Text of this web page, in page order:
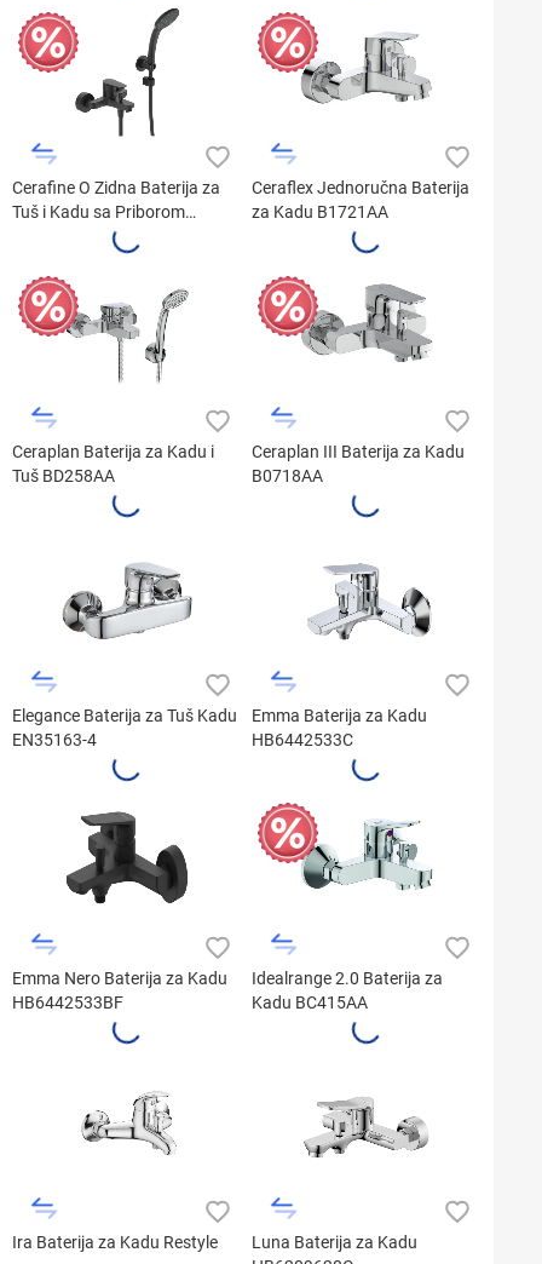
Cerafine O Zidna Baterija za
Tuš i Kadu sa Priborom
Ceraflex Jednoručna Baterija
za Kadu B1721AA
Ceraplan Baterija za Kadu i
Tuš BD258AA
Ceraplan III Baterija za Kadu
B0718AA
Elegance Baterija za Tuš Kadu
EN35163-4
Emma Baterija za Kadu
HB6442533C
Emma Nero Baterija za Kadu
HB6442533BF
Idealrange 2.0 Baterija za
Kadu BC415AA
Ira Baterija za Kadu Restyle
Luna Baterija za Kadu